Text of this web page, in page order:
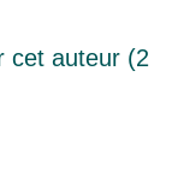
cet auteur (2